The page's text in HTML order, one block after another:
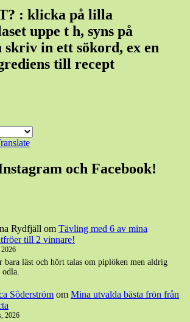
: klicka på lilla
uppe t h, syns på
skriv in ett sökord, ex en
till recept
och Facebook!
Rydfjäll om Tävling med 6 av mina
till 2 vinnare!
2026
bara läst och hört talas om piplöken men aldrig
Söderström om Mina utvalda bästa frön från
2026